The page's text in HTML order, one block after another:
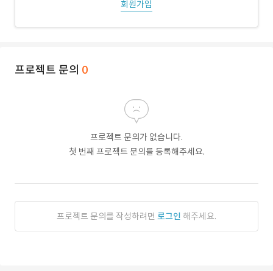
회원가입
프로젝트 문의 0
프로젝트 문의가 없습니다.
첫 번째 프로젝트 문의를 등록해주세요.
프로젝트 문의를 작성하려면 로그인 해주세요.